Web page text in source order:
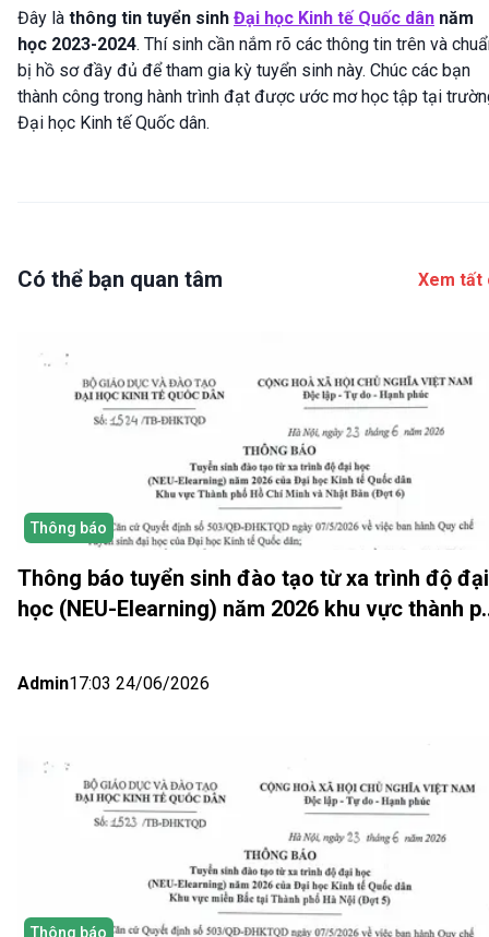
Đây là thông tin tuyển sinh Đại học Kinh tế Quốc dân năm
học 2023-2024. Thí sinh cần nắm rõ các thông tin trên và
bị hồ sơ đầy đủ để tham gia kỳ tuyển sinh này. Chúc các bạn
thành công trong hành trình đạt được ước mơ học tập tại
Đại học Kinh tế Quốc dân.
Có thể bạn quan tâm Xem tất
Thông báo
Thông báo tuyển sinh đào tạo từ xa trình độ đại
học (NEU-Elearning) năm 2026 khu vực thành
Admin17:03 24/06/2026
Thông báo